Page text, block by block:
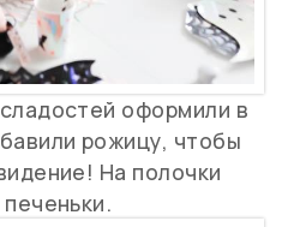
оформили в
рожицу, чтобы
На полочки